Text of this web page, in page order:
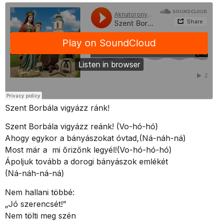
Szent Borbála vigyázz ránk!
Szent Borbála vigyázz reánk! (Vo-hó-hó)
Ahogy egykor a bányászokat óvtad,(Ná-náh-ná)
Most már a mi őrizőnk legyél!(Vo-hó-hó-hó)
Ápoljuk tovább a dorogi bányászok emlékét
(Ná-náh-ná-ná)
Nem hallani többé:
„Jó szerencsét!”
Nem tölti meg szén